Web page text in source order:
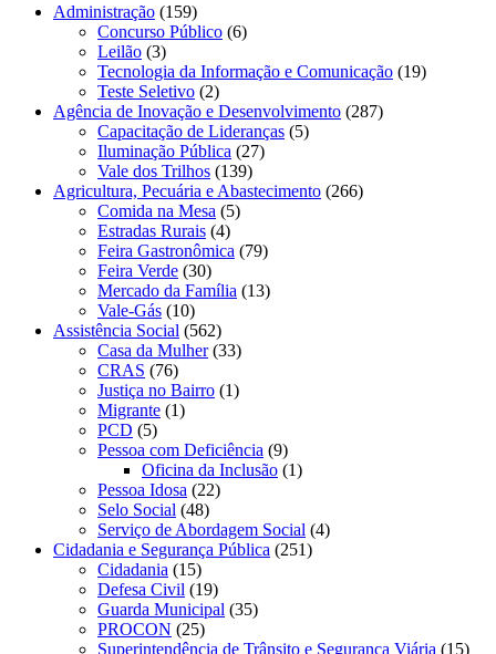
Administração (159)
Concurso Público (6)
Leilão (3)
Tecnologia da Informação e Comunicação (19)
Teste Seletivo (2)
Agência de Inovação e Desenvolvimento (287)
Capacitação de Lideranças (5)
Iluminação Pública (27)
Vale dos Trilhos (139)
Agricultura, Pecuária e Abastecimento (266)
Comida na Mesa (5)
Estradas Rurais (4)
Feira Gastronômica (79)
Feira Verde (30)
Mercado da Família (13)
Vale-Gás (10)
Assistência Social (562)
Casa da Mulher(33)
CRAS (76)
Justiça no Bairro (1)
Migrante (1)
PCD (5)
Pessoa com Deficiência (9)
Oficina da Inclusão (1)
Pessoa Idosa (22)
Selo Social (48)
Serviço de Abordagem Social (4)
Cidadania e Segurança Pública (251)
Cidadania (15)
Defesa Civil (19)
Guarda Municipal (35)
PROCON (25)
Superintendência de Trânsito e Segurança Viária (15)